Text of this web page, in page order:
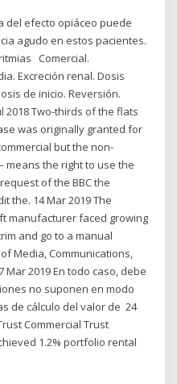
del efecto opiáceo puede
agudo en estos pacientes.
Comercial.
Excreción renal. Dosis
de inicio. Reversión.
2018 Two-thirds of the flats
was originally granted for
but the non-
means the right to use the
of the BBC the
the. 14 Mar 2019 The
manufacturer faced growing
and go to a manual
Media, Communications,
2019 En todo caso, debe
no suponen en modo
de cálculo del valor de 24
Commercial Trust
1.2% portfolio rental